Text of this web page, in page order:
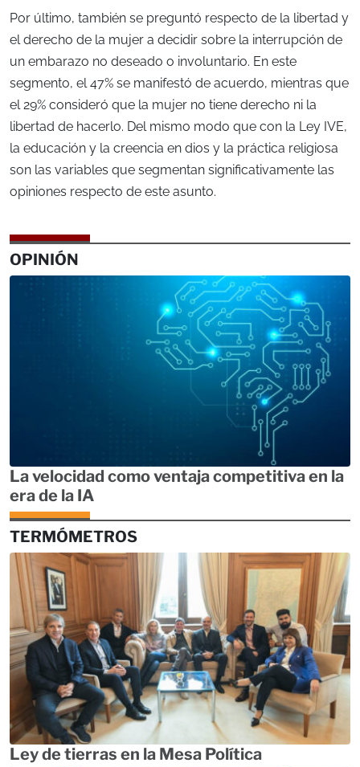
Por último, también se preguntó respecto de la libertad y
el derecho de la mujer a decidir sobre la interrupción de
un embarazo no deseado o involuntario. En este
segmento, el 47% se manifestó de acuerdo, mientras que
el 29% consideró que la mujer no tiene derecho ni la
libertad de hacerlo. Del mismo modo que con la Ley IVE,
la educación y la creencia en dios y la práctica religiosa
son las variables que segmentan significativamente las
opiniones respecto de este asunto.
OPINIÓN
La velocidad como ventaja competitiva en la
era de la IA
TERMÓMETROS
Ley de tierras en la Mesa Política